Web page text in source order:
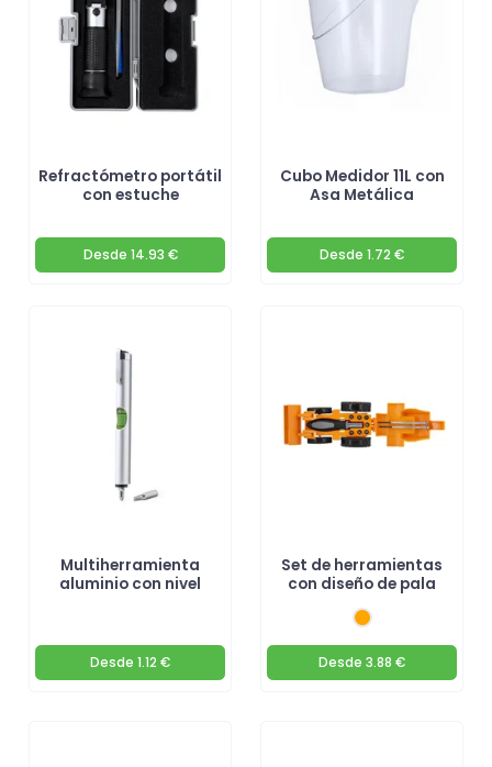
Refractómetro portátil
con estuche
Desde 14.93 €
Cubo Medidor 11L con
Asa Metálica
Desde 1.72 €
Multiherramienta
aluminio con nivel
Desde 1.12 €
Set de herramientas
con diseño de pala
Desde 3.88 €